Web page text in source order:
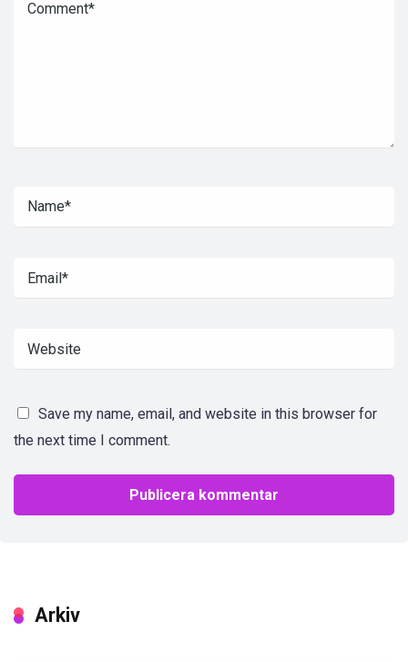
Save my name, email, and website in this browser for
the next time I comment.
Arkiv